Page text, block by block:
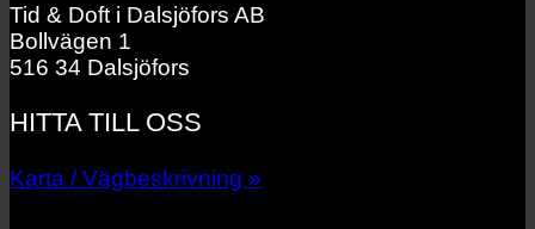
Tid & Doft i Dalsjöfors AB
Bollvägen 1
516 34 Dalsjöfors
HITTA TILL OSS
Karta / Vägbeskrivning »